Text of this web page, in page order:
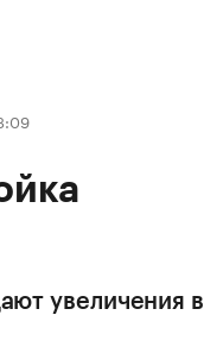
увеличения